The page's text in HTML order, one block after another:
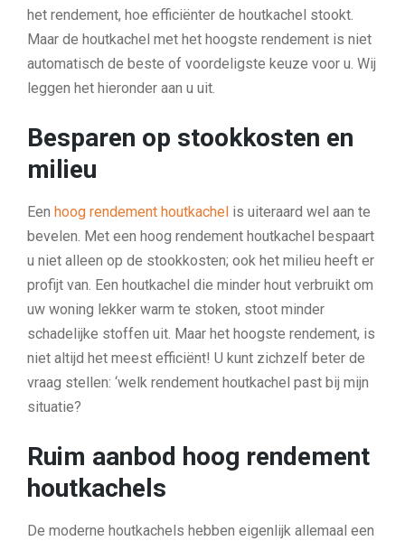
het rendement, hoe efficiënter de houtkachel stookt.
Maar de houtkachel met het hoogste rendement is niet
automatisch de beste of voordeligste keuze voor u. Wij
leggen het hieronder aan u uit.
Besparen op stookkosten en
milieu
Een hoog rendement houtkachel is uiteraard wel aan te
bevelen. Met een hoog rendement houtkachel bespaart
u niet alleen op de stookkosten; ook het milieu heeft er
profijt van. Een houtkachel die minder hout verbruikt om
uw woning lekker warm te stoken, stoot minder
schadelijke stoffen uit. Maar het hoogste rendement, is
niet altijd het meest efficiënt! U kunt zichzelf beter de
vraag stellen: ‘welk rendement houtkachel past bij mijn
situatie?
Ruim aanbod hoog rendement
houtkachels
De moderne houtkachels hebben eigenlijk allemaal een